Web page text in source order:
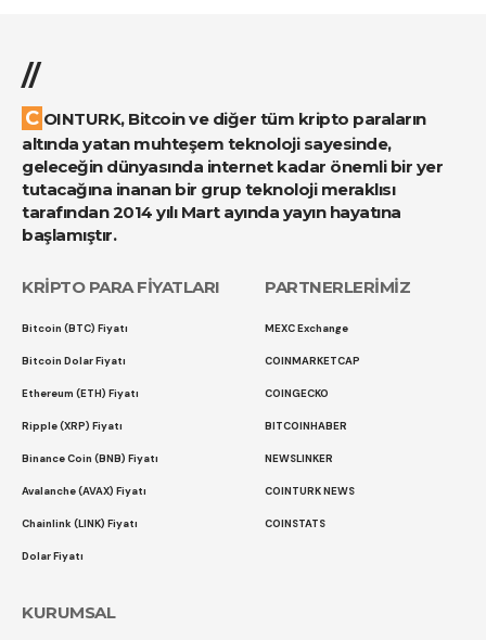
//
COINTURK, Bitcoin ve diğer tüm kripto paraların
altında yatan muhteşem teknoloji sayesinde,
geleceğin dünyasında internet kadar önemli bir yer
tutacağına inanan bir grup teknoloji meraklısı
tarafından 2014 yılı Mart ayında yayın hayatına
başlamıştır.
KRİPTO PARA FİYATLARI
Bitcoin (BTC) Fiyatı
Bitcoin Dolar Fiyatı
Ethereum (ETH) Fiyatı
Ripple (XRP) Fiyatı
Binance Coin (BNB) Fiyatı
Avalanche (AVAX) Fiyatı
Chainlink (LINK) Fiyatı
Dolar Fiyatı
PARTNERLERİMİZ
MEXC Exchange
COINMARKETCAP
COINGECKO
BITCOINHABER
NEWSLINKER
COINTURK NEWS
COINSTATS
KURUMSAL